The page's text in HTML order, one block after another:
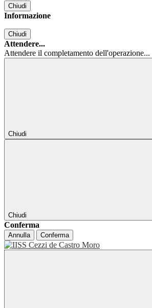
Chiudi
Informazione
Chiudi
Attendere...
Attendere il completamento dell'operazione...
Chiudi
Chiudi
Conferma
Annulla Conferma